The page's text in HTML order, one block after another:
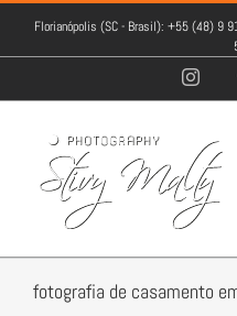
Florianópolis (SC - Brasil): +55 (48) 9
fotografia de casamento